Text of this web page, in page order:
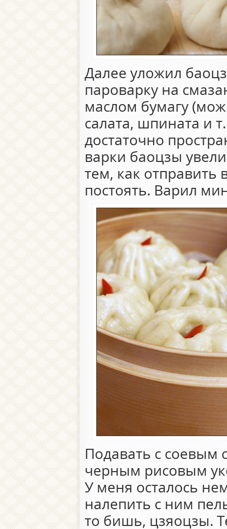
Далее уложил
пароварку на
маслом бумагу
салата, шпината и
достаточно
варки баоцзы
тем, как отправить
постоять. Варил
Подавать с
черным рисовым
У меня осталось
налепить с ним
то бишь, цзяоцзы.